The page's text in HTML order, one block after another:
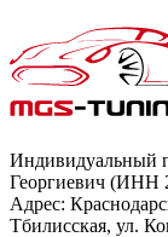
Индивидуальный
Георгиевич (ИНН
Адрес:
Тбилисская, ул.